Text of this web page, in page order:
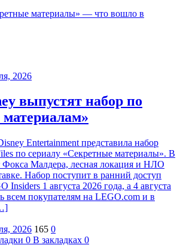
2026
выпустят набор по
Entertainment представила набор
по сериалу «Секретные материалы». В
Фокса Малдера, лесная локация и НЛО
Набор поступит в ранний доступ
Insiders 1 августа 2026 года, а 4 августа
всем покупателям на LEGO.com и в
2026 165 0
0 В закладках 0